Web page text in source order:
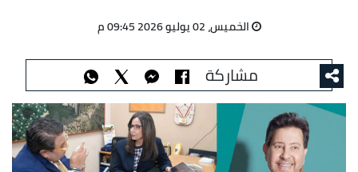
الخميس، 02 يوليو 2026 09:45 م
مشاركة